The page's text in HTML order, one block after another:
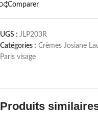
Comparer
UGS : JLP203R
Catégories : Crèmes Josiane
Paris visage
Produits